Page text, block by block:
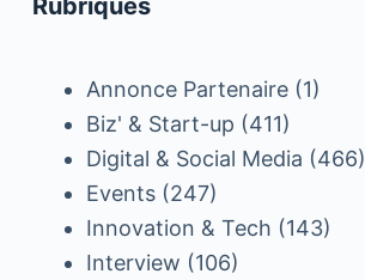
Rubriques
Annonce Partenaire(1)
Biz' & Start-up (411)
Digital & Social Media (466)
Events(247)
Innovation & Tech (143)
Interview (106)